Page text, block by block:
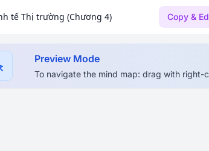
tế Thị trường (Chương 4) Copy &
Preview Mode
To navigate the mind map: drag with right-